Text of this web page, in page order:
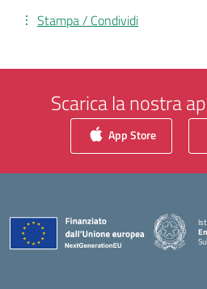
Stampa / Condividi
Scarica la nostra
App Store